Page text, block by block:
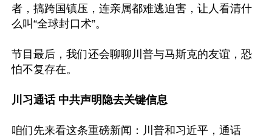
者，搞跨国镇压，连亲属都难逃迫害，让人看清什
么叫“全球封口术”。
节目最后，我们还会聊聊川普与马斯克的友谊，恐
怕不复存在。
川习通话 中共声明隐去关键信息
咱们先来看这条重磅新闻：川普和习近平，通话